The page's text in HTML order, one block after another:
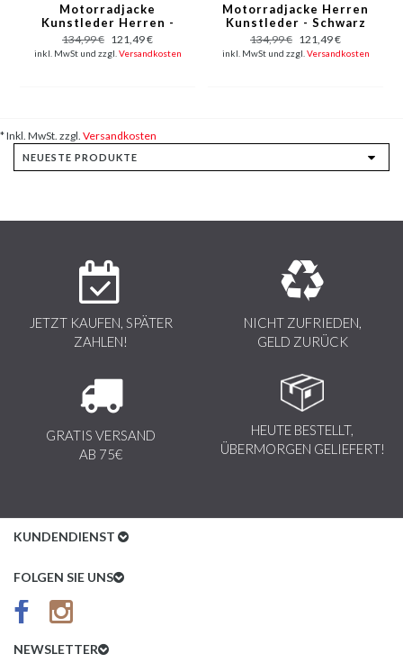
Motorradjacke
Kunstleder Herren -
Bikerjacke - Schwarz
134,99 € 121,49 €
inkl. MwSt und zzgl. Versandkosten
Motorradjacke Herren
Kunstleder - Schwarz
134,99 € 121,49 €
inkl. MwSt und zzgl. Versandkosten
* Inkl. MwSt. zzgl. Versandkosten
JETZT KAUFEN, SPÄTER
ZAHLEN!
NICHT ZUFRIEDEN,
GELD ZURÜCK
GRATIS VERSAND
AB 75€
HEUTE BESTELLT,
ÜBERMORGEN GELIEFERT!
KUNDENDIENST
Kundenservice
AGB
FOLGEN SIE UNS
NEWSLETTER